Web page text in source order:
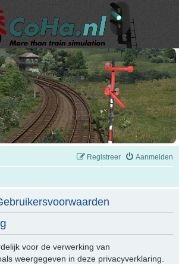
Aanmelden
Registreer
voor de verwerking van
weergegeven in deze privacyverklaring.